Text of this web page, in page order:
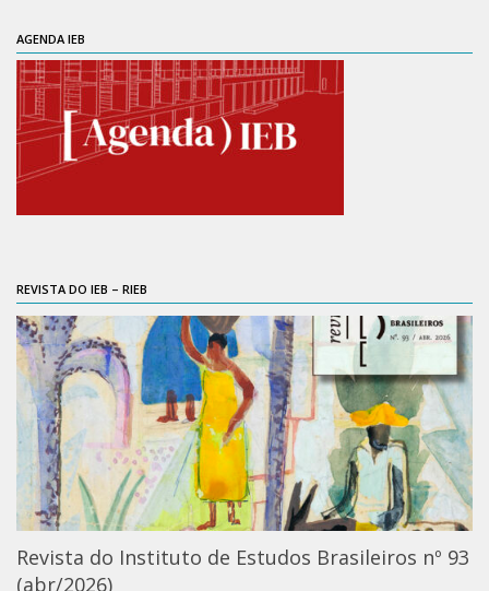
PCA
Divisão Administrativa Financeira
Sobre
Divisão de Apoio e Divulgação
Transparência
Arquivo
Sobre
Catálogo on-line
Consulta/Normas
Ações e Parcerias
Eventos
6º CIEAMP
AGENDA IEB
REVISTA DO IEB – RIEB
Revista do Instituto de Estudos Brasileiros nº 93
(abr/2026)